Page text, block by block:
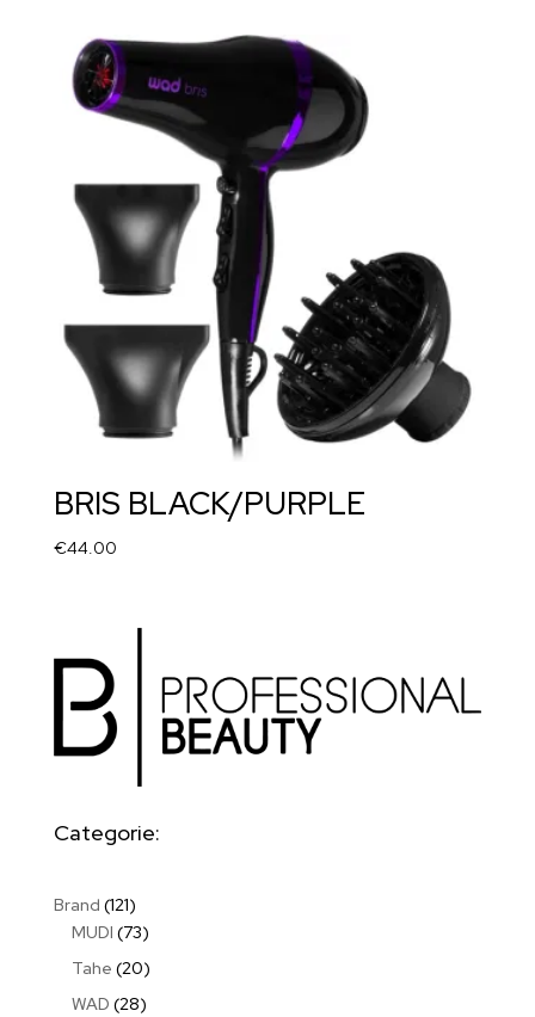
BRIS BLACK/PURPLE
€44.00
Categorie:
Brand 121121
prodotti
MUDI 7373
prodotti
Tahe 2020
prodotti
WAD 2828